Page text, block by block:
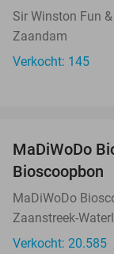
Sir Winston Fun
Zaandam
Verkocht: 145
MaDiWoDo
Bioscoopbon
MaDiWoDo
Zaanstreek-
Verkocht: 20.585